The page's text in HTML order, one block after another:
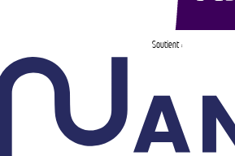
Soutient :